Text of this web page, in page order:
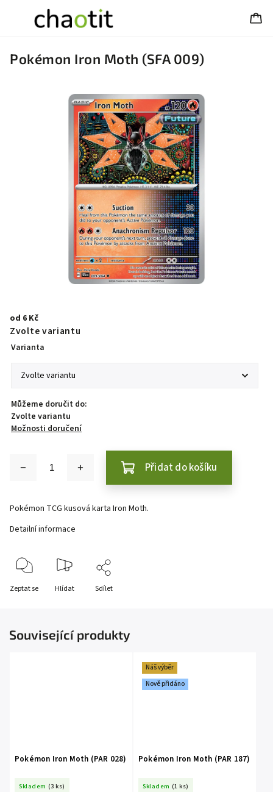
Pokémon Iron Moth (SFA 009)
od 6 Kč
Zvolte variantu
Varianta
Můžeme doručit do:
Zvolte variantu
Možnosti doručení
Přidat do košíku
Pokémon TCG kusová karta Iron Moth.
Detailní informace
Zeptat se Hlídat Sdílet
Související produkty
Pokémon Iron Moth (PAR 028)
Skladem (3 ks)
Náš výběr
Nově přidáno
Pokémon Iron Moth (PAR 187)
Skladem (1 ks)